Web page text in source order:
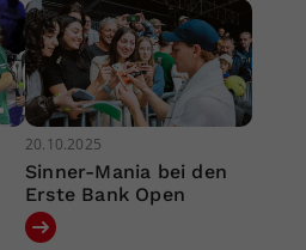
20.10.2025
Sinner-Mania bei den
Erste Bank Open